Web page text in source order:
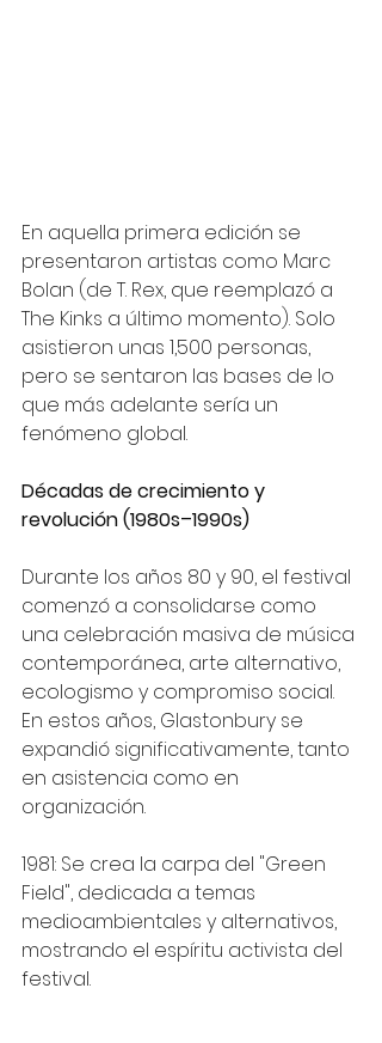
En aquella primera edición se
presentaron artistas como Marc
Bolan (de T. Rex, que reemplazó a
The Kinks a último momento). Solo
asistieron unas 1,500 personas,
pero se sentaron las bases de lo
que más adelante sería un
fenómeno global.
Décadas de crecimiento y
revolución (1980s–1990s)
Durante los años 80 y 90, el festival
comenzó a consolidarse como
una celebración masiva de música
contemporánea, arte alternativo,
ecologismo y compromiso social.
En estos años, Glastonbury se
expandió significativamente, tanto
en asistencia como en
organización.
1981: Se crea la carpa del "Green
Field", dedicada a temas
medioambientales y alternativos,
mostrando el espíritu activista del
festival.